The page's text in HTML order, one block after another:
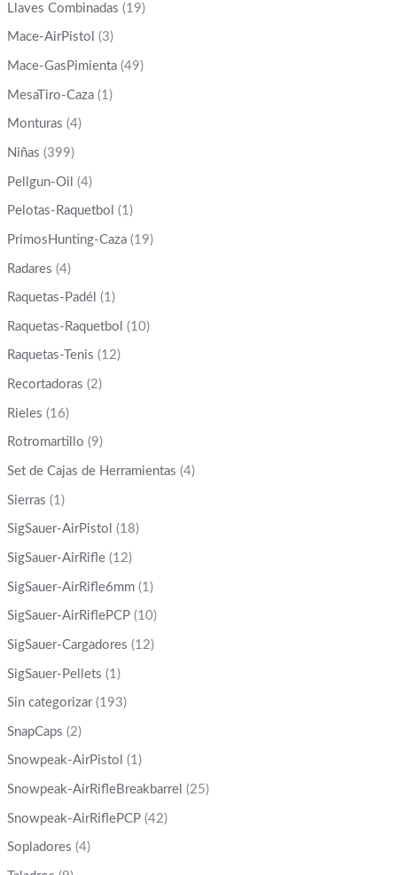
Llaves Combinadas (19)
Mace-AirPistol (3)
Mace-GasPimienta (49)
MesaTiro-Caza (1)
Monturas (4)
Niñas (399)
Pellgun-Oil (4)
Pelotas-Raquetbol (1)
PrimosHunting-Caza (19)
Radares (4)
Raquetas-Padél (1)
Raquetas-Raquetbol (10)
Raquetas-Tenis (12)
Recortadoras (2)
Rieles (16)
Rotromartillo (9)
Set de Cajas de Herramientas (4)
Sierras (1)
SigSauer-AirPistol (18)
SigSauer-AirRifle (12)
SigSauer-AirRifle6mm (1)
SigSauer-AirRiflePCP (10)
SigSauer-Cargadores (12)
SigSauer-Pellets (1)
Sin categorizar (193)
SnapCaps (2)
Snowpeak-AirPistol (1)
Snowpeak-AirRifleBreakbarrel (25)
Snowpeak-AirRiflePCP (42)
Sopladores (4)